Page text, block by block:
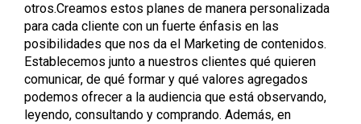
otros.Creamos estos planes de manera personalizada
para cada cliente con un fuerte énfasis en las
posibilidades que nos da el Marketing de contenidos.
Establecemos junto a nuestros clientes qué quieren
comunicar, de qué formar y qué valores agregados
podemos ofrecer a la audiencia que está observando,
leyendo, consultando y comprando. Además, en